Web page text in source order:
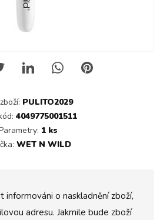
PULITO2029
4049775001511
1 ks
WET N WILD
informováni o naskladnění zboží,
adresu. Jakmile bude zboží